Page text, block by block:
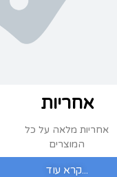
אחריות
אחריות מלאה על כל
המוצרים
קרא עוד...